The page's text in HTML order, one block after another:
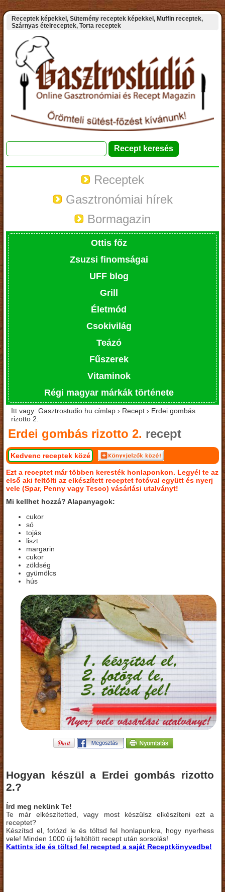
Receptek képekkel, Sütemény receptek képekkel, Muffin receptek,
Szárnyas ételreceptek, Torta receptek
Receptek
Gasztronómiai hírek
Bormagazin
Ottis főz
Zsuzsi finomságai
UFF blog
Grill
Életmód
Csokivilág
Teázó
Fűszerek
Vitaminok
Régi magyar márkák története
Itt vagy: Gasztrostudio.hu címlap › Recept › Erdei gombás
rizotto 2.
Erdei gombás rizotto 2. recept
Kedvenc receptek közé
Ezt a receptet már többen keresték honlaponkon. Legyél te az
első aki feltölti az elkészített receptet fotóval együtt és nyerj
vele (Spar, Penny vagy Tesco) vásárlási utalványt!
Mi kellhet hozzá? Alapanyagok:
cukor
só
tojás
liszt
margarin
cukor
zöldség
gyümölcs
hús
Hogyan készül a Erdei gombás rizotto
2.?
Írd meg nekünk Te!
Te már elkészítetted, vagy most készülsz elkészíteni ezt a
receptet?
Készítsd el, fotózd le és töltsd fel honlapunkra, hogy nyerhess
vele! Minden 1000 új feltöltött recept után sorsolás!
Kattints ide és töltsd fel recepted a saját Receptkönyvedbe!